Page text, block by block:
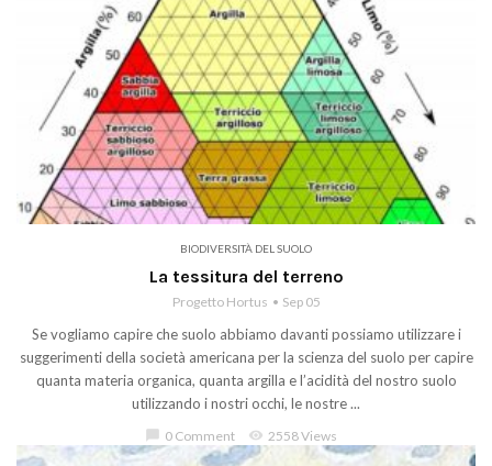
BIODIVERSITÀ DEL SUOLO
La tessitura del terreno
Progetto Hortus Sep 05
Se vogliamo capire che suolo abbiamo davanti possiamo utilizzare i
suggerimenti della società americana per la scienza del suolo per capire
quanta materia organica, quanta argilla e l’acidità del nostro suolo
utilizzando i nostri occhi, le nostre ...
0 Comment visibility 2558 Views